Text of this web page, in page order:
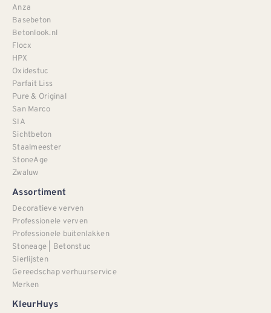
Anza
Basebeton
Betonlook.nl
Flocx
HPX
Oxidestuc
Parfait Liss
Pure & Original
San Marco
SIA
Sichtbeton
Staalmeester
StoneAge
Zwaluw
Assortiment
Decoratieve verven
Professionele verven
Professionele buitenlakken
Stoneage | Betonstuc
Sierlijsten
Gereedschap verhuurservice
Merken
KleurHuys